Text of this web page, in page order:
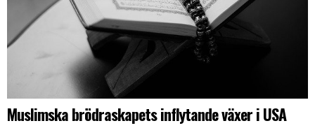
Muslimska brödraskapets inflytande växer i USA